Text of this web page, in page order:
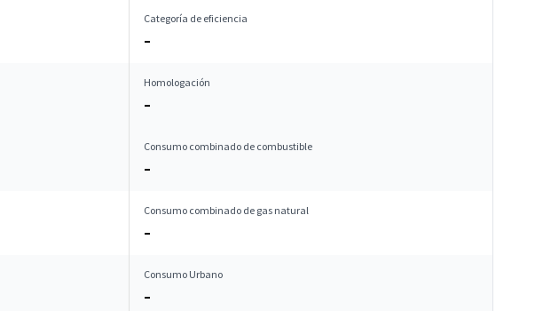
Categoría de eficiencia
–
Homologación
–
Consumo combinado de combustible
–
Consumo combinado de gas natural
–
Consumo Urbano
–